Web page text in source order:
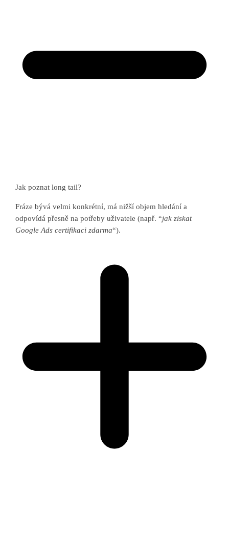
Jak poznat long tail?
Fráze bývá velmi konkrétní, má nižší objem hledání a
odpovídá přesně na potřeby uživatele (např. “jak získat
Google Ads certifikaci zdarma“).